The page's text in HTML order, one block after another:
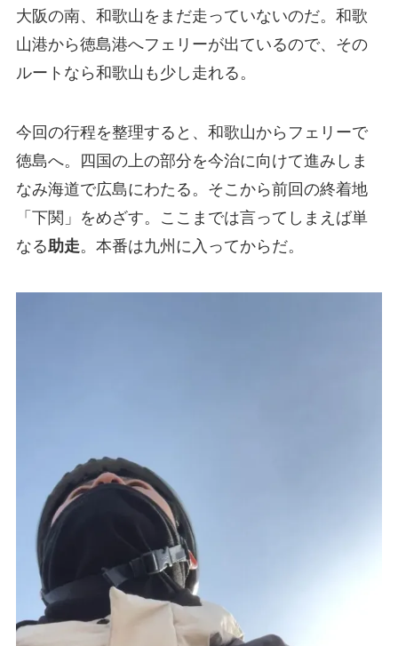
大阪の南、和歌山をまだ走っていないのだ。和歌
山港から徳島港へフェリーが出ているので、その
ルートなら和歌山も少し走れる。
今回の行程を整理すると、和歌山からフェリーで
徳島へ。四国の上の部分を今治に向けて進みしま
なみ海道で広島にわたる。そこから前回の終着地
「下関」をめざす。ここまでは言ってしまえば単
なる助走。本番は九州に入ってからだ。